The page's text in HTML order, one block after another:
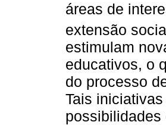
áreas de
extensão
estimulam
educativos, o
do processo
Tais
possibilidades